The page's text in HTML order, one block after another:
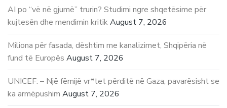
AI po “vë në gjumë” trurin? Studimi ngre shqetësime për
kujtesën dhe mendimin kritikAugust 7, 2026
Miliona për fasada, dështim me kanalizimet, Shqipëria në
fund të Europës August 7, 2026
UNICEF: – Një fëmijë vr*tet përditë në Gaza, pavarësisht se
ka armëpushim August 7, 2026